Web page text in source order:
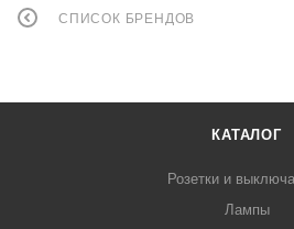
СПИСОК БРЕНДОВ
КАТАЛОГ
Розетки и
Лампы